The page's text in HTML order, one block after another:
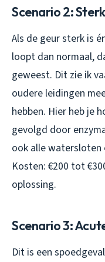
Scenario 2:
Als de geur sterk is
loopt dan normaal,
geweest. Dit zie ik
oudere leidingen
hebben. Hier heb je
gevolgd door
ook alle
Kosten: €200 tot
oplossing.
Scenario 3:
Dit is een